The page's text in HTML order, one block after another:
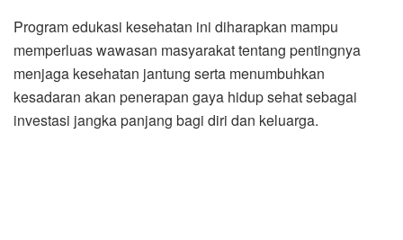
Program edukasi kesehatan ini diharapkan mampu
memperluas wawasan masyarakat tentang pentingnya
menjaga kesehatan jantung serta menumbuhkan
kesadaran akan penerapan gaya hidup sehat sebagai
investasi jangka panjang bagi diri dan keluarga.